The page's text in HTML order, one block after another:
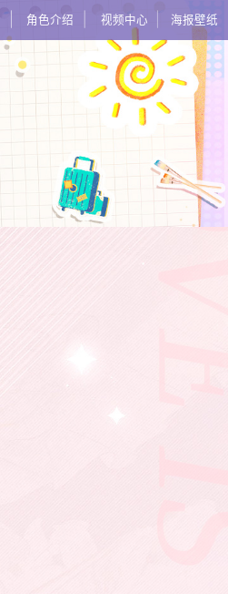
角色介绍 视频中心 海报壁纸